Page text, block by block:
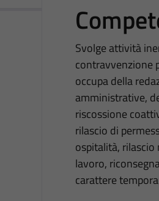
Svolge attività
contravvenzione
occupa della
amministrative,
riscossione
rilascio di
ospitalità,
lavoro,
carattere